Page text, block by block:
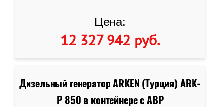
Цена:
12 327 942 руб.
Дизельный генератор ARKEN (Турция) ARK-
P 850 в контейнере c АВР